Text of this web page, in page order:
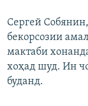
Сергей
бекорсозии
мактаби
хоҳад шуд. Ин
буданд.